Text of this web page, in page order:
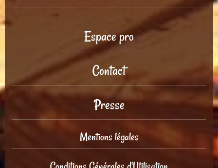
Espace pro
Contact
Presse
Mentions légales